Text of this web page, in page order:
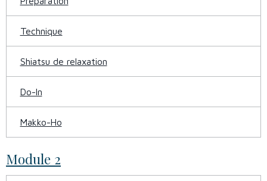
Technique
Shiatsu de relaxation
Do-In
Makko-Ho
Module 2